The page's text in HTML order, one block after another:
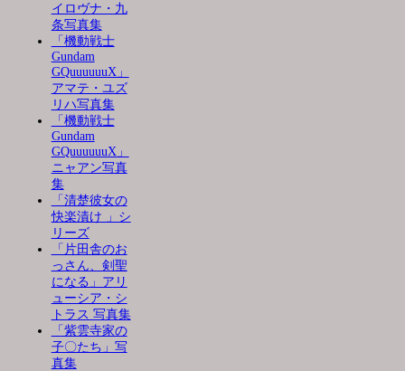
イロヴナ・九
条写真集
「機動戦士
Gundam
GQuuuuuuX」
アマテ・ユズ
リハ写真集
「機動戦士
Gundam
GQuuuuuuX」
ニャアン写真
集
「清楚彼女の
快楽漬け 」シ
リーズ
「片田舎のお
っさん、剣聖
になる」アリ
ューシア・シ
トラス 写真集
「紫雲寺家の
子〇たち」写
真集